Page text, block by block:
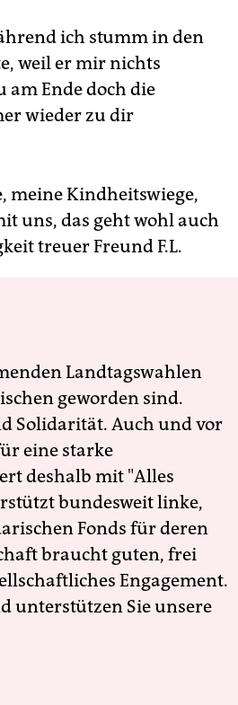
ich stumm in den
weil er mir nichts
am Ende doch die
wieder zu dir
meine Kindheitswiege,
uns, das geht wohl auch
treuer Freund F.L.
Landtagswahlen
geworden sind.
Solidarität. Auch und vor
eine starke
deshalb mit "Alles
bundesweit linke,
Fonds für deren
braucht guten, frei
Engagement.
unterstützen Sie unsere